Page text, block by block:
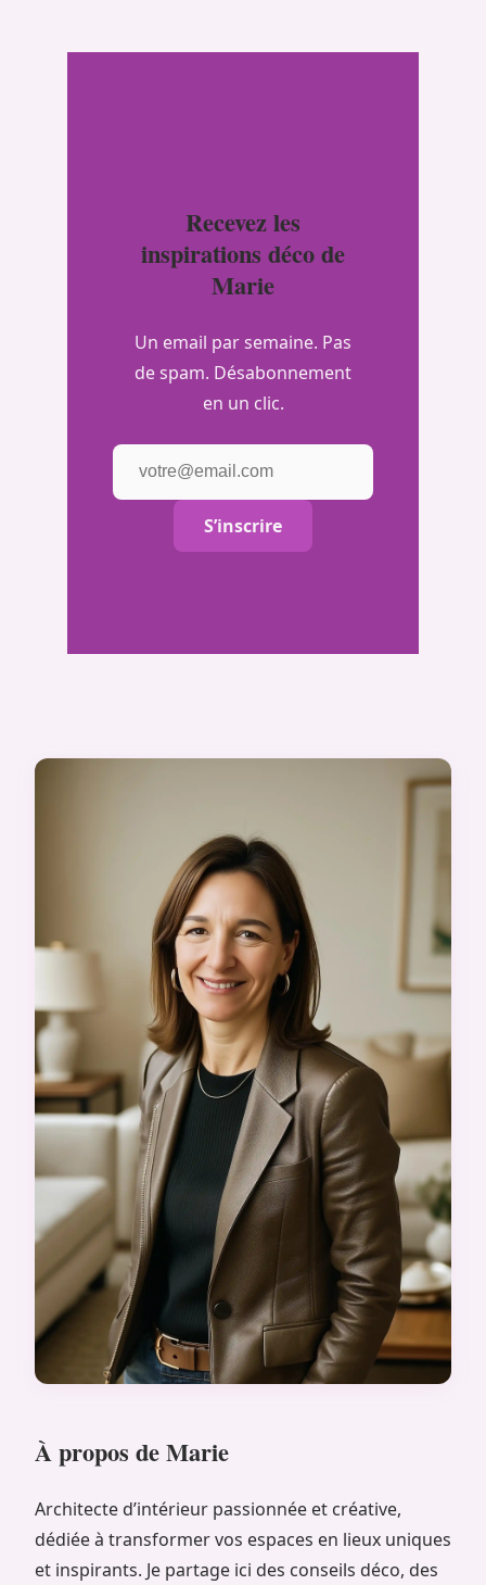
Recevez les
inspirations déco de
Marie
Un email par semaine. Pas
de spam. Désabonnement
en un clic.
S’inscrire
À propos de Marie
Architecte d’intérieur passionnée et créative,
dédiée à transformer vos espaces en lieux uniques
et inspirants. Je partage ici des conseils déco, des